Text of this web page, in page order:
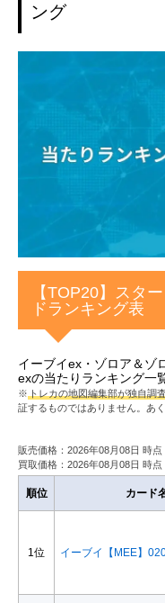
ング
【TOP20】スタ
ドランキング表
イーブイex・ゾロア＆ゾ
exの当たりランキング一
※ トレカの地図編集部が独自調
証するものではありません。あ
販売価格：2026年08月08日 時点
買取価格：2026年08月08日 時点
順位 カード
1位 イーブイ【MEE】